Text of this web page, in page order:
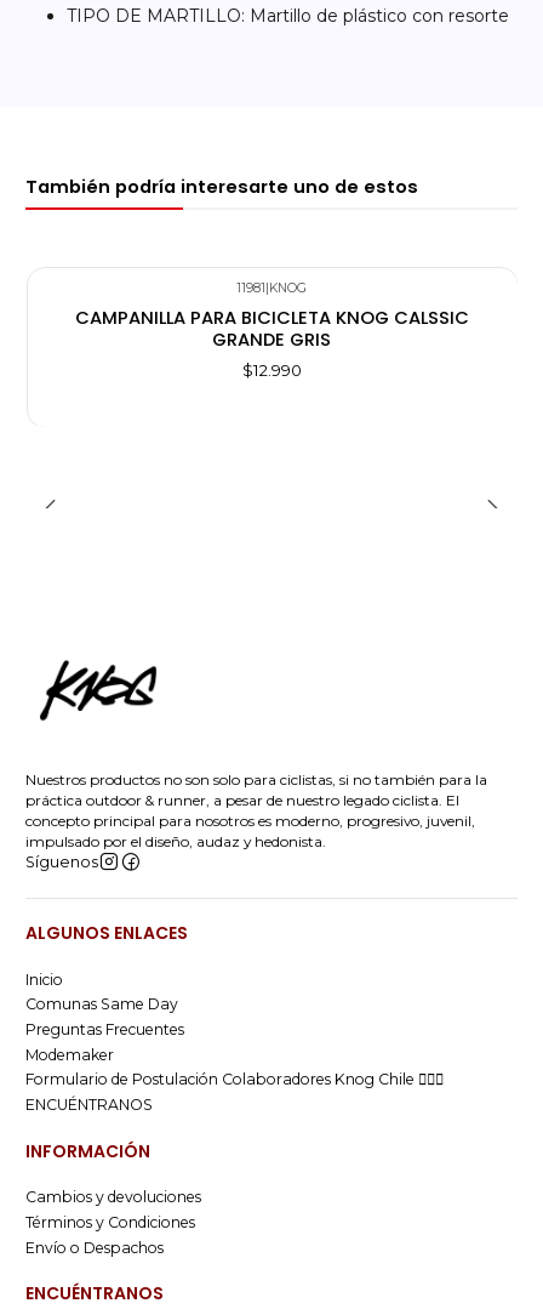
TIPO DE MARTILLO: Martillo de plástico con resorte
También podría interesarte uno de estos
11981|KNOG
CAMPANILLA PARA BICICLETA KNOG CALSSIC
GRANDE GRIS
$12.990
Nuestros productos no son solo para ciclistas, si no también para la
práctica outdoor & runner, a pesar de nuestro legado ciclista. El
concepto principal para nosotros es moderno, progresivo, juvenil,
impulsado por el diseño, audaz y hedonista.
Síguenos
ALGUNOS ENLACES
Inicio
Comunas Same Day
Preguntas Frecuentes
Modemaker
Formulario de Postulación Colaboradores Knog Chile 🚴🏻‍♂️
ENCUÉNTRANOS
INFORMACIÓN
Cambios y devoluciones
Términos y Condiciones
Envío o Despachos
ENCUÉNTRANOS